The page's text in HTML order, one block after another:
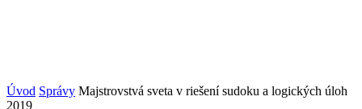
Úvod Správy Majstrovstvá sveta v riešení sudoku a logických úloh
2019